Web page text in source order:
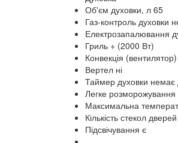
Об'єм духовки, л 65
Газ-контроль духовки
Електрозапалювання
Гриль + (2000 Вт)
Конвекція
Вертел ні
Таймер духовки немає
Легке розморожування
Максимальна
Кількість стекол
Підсвічування є